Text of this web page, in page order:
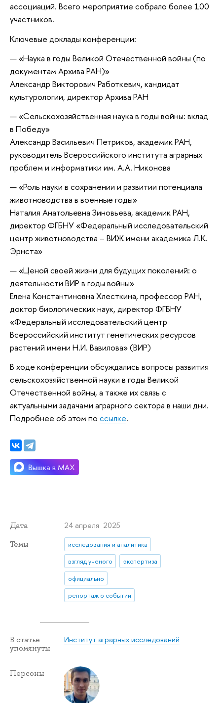
ассоциаций. Всего мероприятие собрало более 100
участников.
Ключевые доклады конференции:
«Наука в годы Великой Отечественной войны (по
документам Архива РАН)»
Александр Викторович Работкевич, кандидат
культурологии, директор Архива РАН
«Сельскохозяйственная наука в годы войны: вклад
в Победу»
Александр Васильевич Петриков, академик РАН,
руководитель Всероссийского института аграрных
проблем и информатики им. А.А. Никонова
«Роль науки в сохранении и развитии потенциала
животноводства в военные годы»
Наталия Анатольевна Зиновьева, академик РАН,
директор ФГБНУ «Федеральный исследовательский
центр животноводства – ВИЖ имени академика Л.К.
Эрнста»
«Ценой своей жизни для будущих поколений: о
деятельности ВИР в годы войны»
Елена Константиновна Хлесткина, профессор РАН,
доктор биологических наук, директор ФГБНУ
«Федеральный исследовательский центр
Всероссийский институт генетических ресурсов
растений имени Н.И. Вавилова» (ВИР)
В ходе конференции обсуждались вопросы развития
сельскохозяйственной науки в годы Великой
Отечественной войны, а также их связь с
актуальными задачами аграрного сектора в наши дни.
Подробнее об этом по ссылке.
Дата 24 апреля 2025
Темы
исследования и аналитика
взгляд ученого
экспертиза
официально
репортаж о событии
В статье
упомянуты
Институт аграрных исследований
Персоны